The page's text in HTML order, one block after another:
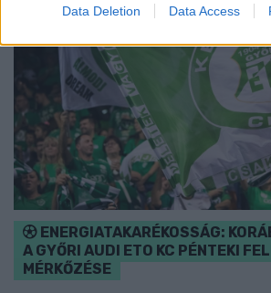
Data Deletion Data Access
ENERGIATAKARÉKOSSÁG:
A GYŐRI AUDI ETO KC PÉNTEKI
MÉRKŐZÉSE